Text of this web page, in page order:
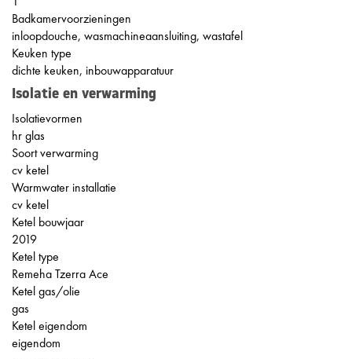
Badkamervoorzieningen
inloopdouche, wasmachineaansluiting, wastafel
Keuken type
dichte keuken, inbouwapparatuur
Isolatie en verwarming
Isolatievormen
hr glas
Soort verwarming
cv ketel
Warmwater installatie
cv ketel
Ketel bouwjaar
2019
Ketel type
Remeha Tzerra Ace
Ketel gas/olie
gas
Ketel eigendom
eigendom